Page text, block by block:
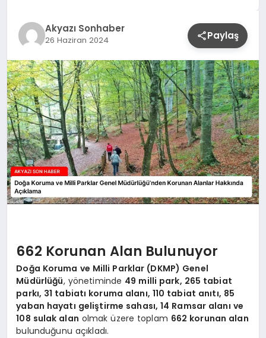
YAŞAM
Akyazı Sonhaber
26 Haziran 2024 Paylaş
662 Korunan Alan Bulunuyor
Doğa Koruma ve Milli Parklar (DKMP) Genel
Müdürlüğü, yönetiminde 49 milli park, 265 tabiat
parkı, 31 tabiatı koruma alanı, 110 tabiat anıtı, 85
yaban hayatı geliştirme sahası, 14 Ramsar alanı ve
108 sulak alan olmak üzere toplam 662 korunan alan
bulunduğunu açıkladı.